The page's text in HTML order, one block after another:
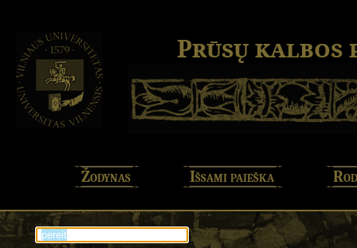
Prūsų kalbos
Žodynas Išsami paieška